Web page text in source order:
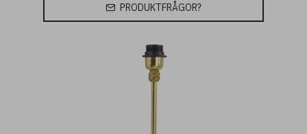
PRODUKTFRÅGOR?